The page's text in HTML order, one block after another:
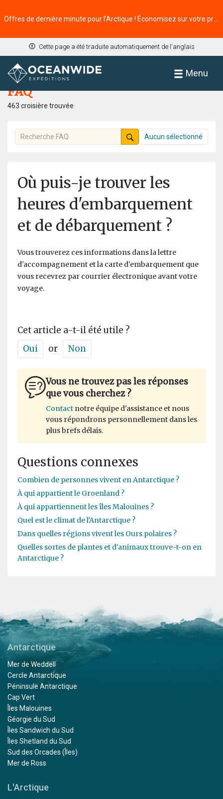
Cette page a été traduite automatiquement de l'anglais
Menu
Accueil
FAQ
463 croisière trouvée
Aucun sélectionné
Où puis-je trouver les
heures d'embarquement
et de débarquement ?
Vous trouverez ces informations dans la lettre
d'accompagnement et la carte d'embarquement que
vous recevrez par courrier électronique avant votre
voyage.
Cet article a-t-il été utile ?
Oui
or Non
Vous ne trouvez pas les réponses
que vous cherchez ?
Contact notre équipe d'assistance et nous
vous répondrons personnellement dans les
plus brefs délais.
Questions connexes
Combien de personnes vivent en Antarctique ?
À qui appartient le Groenland ?
À qui appartiennent les îles Malouines ?
Quel est le climat de l'Antarctique ?
Dans quelles régions vivent les Ours polaires ?
Quelles sortes de plantes et d'animaux trouve-t-on en
Antarctique ?
Antarctique
Mer de Weddell
Cercle Antarctique
Péninsule Antarctique
Cap Vert
Îles Malouines
Géorgie du Sud
Îles Sandwich du Sud
Îles Shetland du Sud
Sud des Orcades (Îles)
Mer de Ross
L'Arctique